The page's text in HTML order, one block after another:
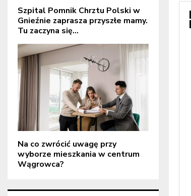
Szpital Pomnik Chrztu Polski w
Gnieźnie zaprasza przyszłe mamy.
Tu zaczyna się...
Na co zwrócić uwagę przy
wyborze mieszkania w centrum
Wągrowca?